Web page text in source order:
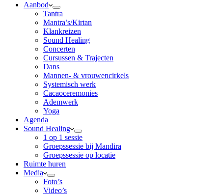
Aanbod
Tantra
Mantra’s/Kirtan
Klankreizen
Sound Healing
Concerten
Cursussen & Trajecten
Dans
Mannen- & vrouwencirkels
Systemisch werk
Cacaoceremonies
Ademwerk
Yoga
Agenda
Sound Healing
1 op 1 sessie
Groepssessie bij Mandira
Groepssessie op locatie
Ruimte huren
Media
Foto’s
Video’s